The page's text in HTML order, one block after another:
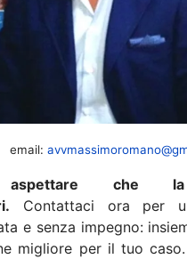
email:
che la
Contattaci ora per
e senza impegno:
migliore per il tuo caso.